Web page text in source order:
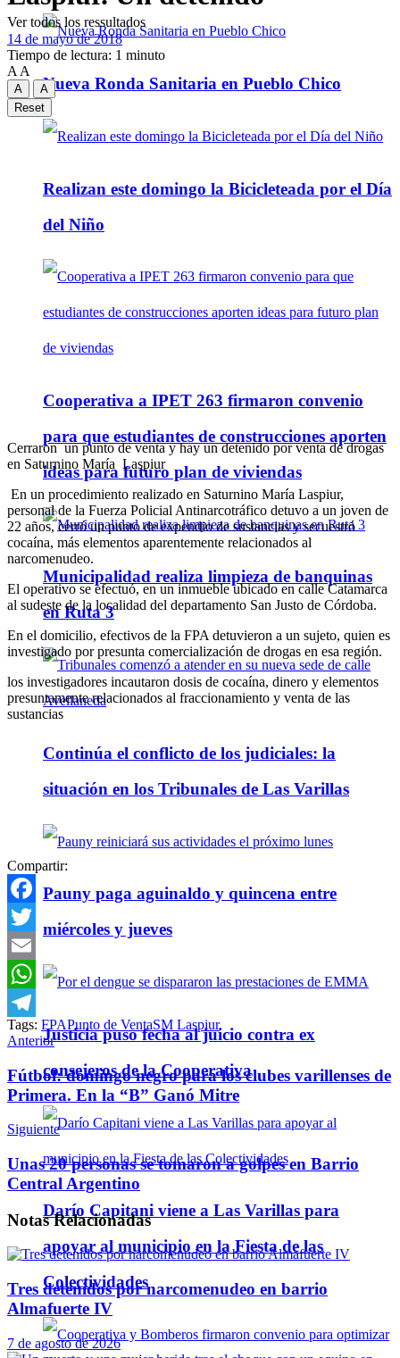
Nueva Ronda Sanitaria en Pueblo Chico
Realizan este domingo la Bicicleteada por el Día
del Niño
Cooperativa a IPET 263 firmaron convenio
para que estudiantes de construcciones aporten
ideas para futuro plan de viviendas
Municipalidad realiza limpieza de banquinas
en Ruta 3
Continúa el conflicto de los judiciales: la
situación en los Tribunales de Las Varillas
Pauny paga aguinaldo y quincena entre
miércoles y jueves
Justicia puso fecha al juicio contra ex
consejeros de la Cooperativa
Darío Capitani viene a Las Varillas para
apoyar al municipio en la Fiesta de las
Colectividades
Ver todos los ressultados
14 de mayo de 2018
Tiempo de lectura: 1 minuto
A A
A
A
Reset
Cerraron un punto de venta y hay un detenido por venta de drogas
en Saturnino María Laspiur
En un procedimiento realizado en Saturnino María Laspiur,
personal de la Fuerza Policial Antinarcotráfico detuvo a un joven de
22 años, cerró un punto de expendio de sustancias y secuestró
cocaína, más elementos aparentemente relacionados al
narcomenudeo.
El operativo se efectuó, en un inmueble ubicado en calle Catamarca
al sudeste de la localidad del departamento San Justo de Córdoba.
En el domicilio, efectivos de la FPA detuvieron a un sujeto, quien es
investigado por presunta comercialización de drogas en esa región.
los investigadores incautaron dosis de cocaína, dinero y elementos
presuntamente relacionados al fraccionamiento y venta de las
sustancias
Compartir:
Facebook
Twitter
Email
WhatsApp
Telegram
Tags: FPAPunto de VentaSM Laspiur
Anterior
Fútbol: domingo negro para los clubes varillenses de
Primera. En la “B” Ganó Mitre
Siguiente
Unas 20 personas se tomaron a golpes en Barrio
Central Argentino
NotasRelacionadas
Tres detenidos por narcomenudeo en barrio
Almafuerte IV
7 de agosto de 2026